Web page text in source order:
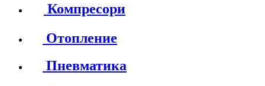
Компресори
Отопление
Пневматика